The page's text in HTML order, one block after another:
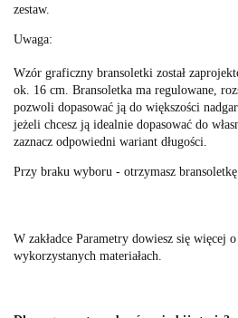
zestaw.
Uwaga:
Wzór graficzny bransoletki został
ok. 16 cm. Bransoletka ma regulowane,
pozwoli dopasować ją do większości
jeżeli chcesz ją idealnie dopasować do
zaznacz odpowiedni wariant długości.
Przy braku wyboru - otrzymasz
W zakładce Parametry dowiesz się więcej
wykorzystanych materiałach.